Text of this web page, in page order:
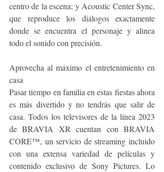
centro de la escena; y Acoustic Center Sync,
que reproduce los diálogos exactamente
donde se encuentra el personaje y alinea
todo el sonido con precisión.
Aprovecha al máximo el entretenimiento en
casa
Pasar tiempo en familia en estas fiestas ahora
es más divertido y no tendrás que salir de
casa. Todos los televisores de la línea 2023
de BRAVIA XR cuentan con BRAVIA
CORE™, un servicio de streaming incluido
con una extensa variedad de películas y
contenido exclusivo de Sony Pictures. Lo